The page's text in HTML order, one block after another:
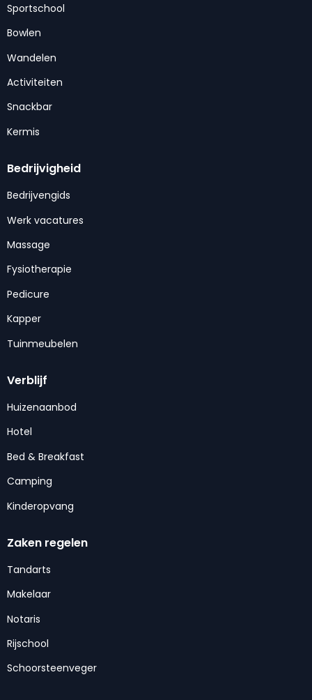
Sportschool
Bowlen
Wandelen
Activiteiten
Snackbar
Kermis
Bedrijvigheid
Bedrijvengids
Werk vacatures
Massage
Fysiotherapie
Pedicure
Kapper
Tuinmeubelen
Verblijf
Huizenaanbod
Hotel
Bed & Breakfast
Camping
Kinderopvang
Zaken regelen
Tandarts
Makelaar
Notaris
Rijschool
Schoorsteenveger